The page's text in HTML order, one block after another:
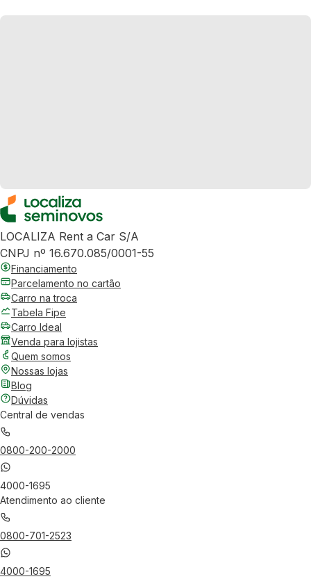
LOCALIZA Rent a Car S/A
CNPJ nº 16.670.085/0001-55
Financiamento
Parcelamento no cartão
Carro na troca
Tabela Fipe
Carro Ideal
Venda para lojistas
Quem somos
Nossas lojas
Blog
Dúvidas
Central de vendas
0800-200-2000
4000-1695
Atendimento ao cliente
0800-701-2523
4000-1695